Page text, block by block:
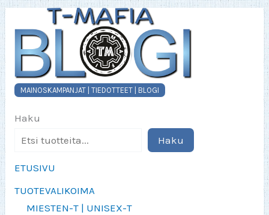
MAINOSKAMPANJAT | TIEDOTTEET | BLOGI
Haku
Haku
ETUSIVU
TUOTEVALIKOIMA
MIESTEN-T | UNISEX-T